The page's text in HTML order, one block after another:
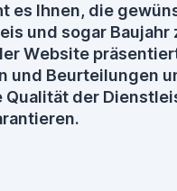
es Ihnen, die
und sogar Baujahr
Website
und Beurteilungen
Qualität der